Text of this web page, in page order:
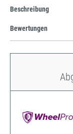
Beschreibung
Bewertungen